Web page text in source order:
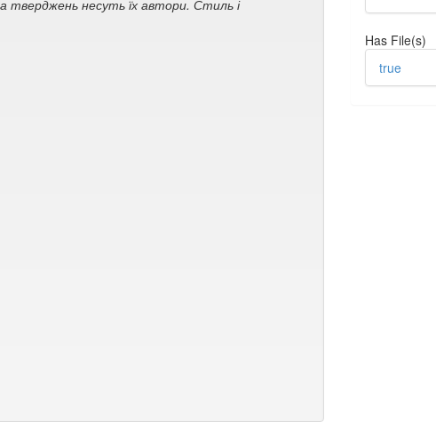
тверджень несуть їх автори. Стиль і
Has File(s)
true